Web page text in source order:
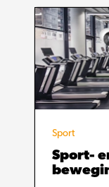
Sport
Sport-